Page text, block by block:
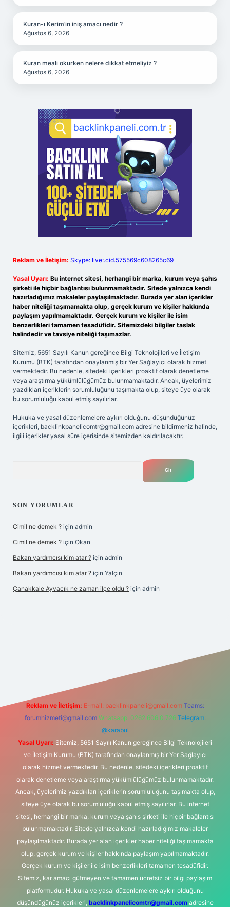
Kuran-ı Kerim’in iniş amacı nedir ?
Ağustos 6, 2026
Kuran meali okurken nelere dikkat etmeliyiz ?
Ağustos 6, 2026
Reklam ve İletişim: Skype: live:.cid.575569c608265c69
Yasal Uyarı: Bu internet sitesi, herhangi bir marka, kurum veya şahıs
şirketi ile hiçbir bağlantısı bulunmamaktadır. Sitede yalnızca kendi
hazırladığımız makaleler paylaşılmaktadır. Burada yer alan içerikler
haber niteliği taşımamakta olup, gerçek kurum ve kişiler hakkında
paylaşım yapılmamaktadır. Gerçek kurum ve kişiler ile isim
benzerlikleri tamamen tesadüfidir. Sitemizdeki bilgiler taslak
halindedir ve tavsiye niteliği taşımazlar.
Sitemiz, 5651 Sayılı Kanun gereğince Bilgi Teknolojileri ve İletişim
Kurumu (BTK) tarafından onaylanmış bir Yer Sağlayıcı olarak hizmet
vermektedir. Bu nedenle, sitedeki içerikleri proaktif olarak denetleme
veya araştırma yükümlülüğümüz bulunmamaktadır. Ancak, üyelerimiz
yazdıkları içeriklerin sorumluluğunu taşımakta olup, siteye üye olarak
bu sorumluluğu kabul etmiş sayılırlar.
Hukuka ve yasal düzenlemelere aykırı olduğunu düşündüğünüz
içerikleri, backlinkpanelicomtr@gmail.com adresine bildirmeniz halinde,
ilgili içerikler yasal süre içerisinde sitemizden kaldırılacaktır.
SON YORUMLAR
Cimil ne demek ? için admin
Cimil ne demek ? için Okan
Bakan yardımcısı kim atar ? için admin
Bakan yardımcısı kim atar ? için Yalçın
Çanakkale Ayvacık ne zaman ilçe oldu ? için admin
Reklam ve İletişim: E-mail: backlinkpaneli@gmail.com Teams:
forumhizmeti@gmail.com Whatsapp: 0262 606 0 726 Telegram:
@karabul
Yasal Uyarı: Sitemiz, 5651 Sayılı Kanun gereğince Bilgi Teknolojileri
ve İletişim Kurumu (BTK) tarafından onaylanmış bir Yer Sağlayıcı
olarak hizmet vermektedir. Bu nedenle, sitedeki içerikleri proaktif
olarak denetleme veya araştırma yükümlülüğümüz bulunmamaktadır.
Ancak, üyelerimiz yazdıkları içeriklerin sorumluluğunu taşımakta olup,
siteye üye olarak bu sorumluluğu kabul etmiş sayılırlar. Bu internet
sitesi, herhangi bir marka, kurum veya şahıs şirketi ile hiçbir bağlantısı
bulunmamaktadır. Sitede yalnızca kendi hazırladığımız makaleler
paylaşılmaktadır. Burada yer alan içerikler haber niteliği taşımamakta
olup, gerçek kurum ve kişiler hakkında paylaşım yapılmamaktadır.
Gerçek kurum ve kişiler ile isim benzerlikleri tamamen tesadüfidir.
Sitemiz, kar amacı gütmeyen ve tamamen ücretsiz bir bilgi paylaşım
platformudur. Hukuka ve yasal düzenlemelere aykırı olduğunu
düşündüğünüz içerikleri, backlinkpanelicomtr@gmail.comadresine